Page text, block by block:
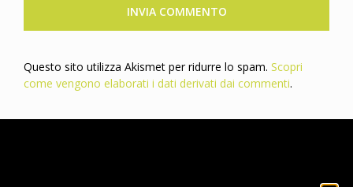
Questo sito utilizza Akismet per ridurre lo spam. Scopri
come vengono elaborati i dati derivati dai commenti.